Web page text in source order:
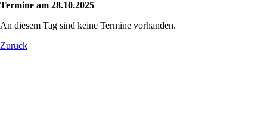
Termine am 28.10.2025
An diesem Tag sind keine Termine vorhanden.
Zurück